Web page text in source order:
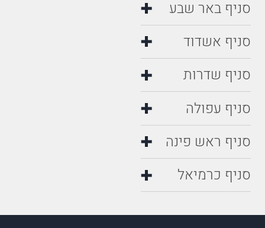
סניף באר שבע
סניף אשדוד
סניף שדרות
סניף עפולה
סניף ראש פינה
סניף כרמיאל